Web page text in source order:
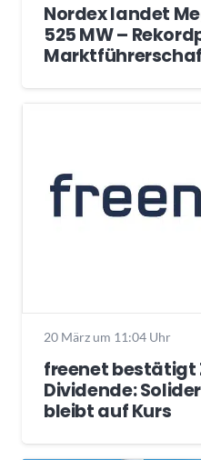
Nordex landet
525 MW –
20 März um 11:04 Uhr
freenet bestätigt
Dividende:
bleibt auf Kurs